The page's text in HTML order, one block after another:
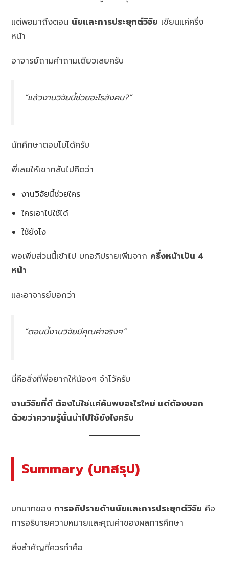
แต่พอมาถึงตอน นัยและการประยุกต์วิจัย เขียนแค่ครึ่ง
หน้า
อาจารย์ถามคำถามเดียวเลยครับ
“แล้วงานวิจัยนี้ช่วยอะไรสังคม?”
นักศึกษาตอบไม่ได้ครับ
พี่เลยให้เขากลับไปคิดว่า
งานวิจัยนี้ช่วยใคร
ใครเอาไปใช้ได้
ใช้ยังไง
พอเพิ่มส่วนนี้เข้าไป บทอภิปรายเพิ่มจาก ครึ่งหน้าเป็น 4
หน้า
และอาจารย์บอกว่า
“ตอนนี้งานวิจัยมีคุณค่าจริงๆ”
นี่คือสิ่งที่พี่อยากให้น้องๆ จำไว้ครับ
งานวิจัยที่ดี ต้องไม่ใช่แค่ค้นพบอะไรใหม่ แต่ต้องบอก
ด้วยว่าความรู้นั้นนำไปใช้ยังไงครับ
Summary (บทสรุป)
บทบาทของการอภิปรายด้านนัยและการประยุกต์วิจัย คือ
การอธิบายความหมายและคุณค่าของผลการศึกษา
สิ่งสำคัญที่ควรทำคือ